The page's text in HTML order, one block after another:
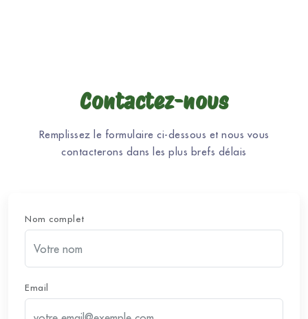
Contactez-nous
Remplissez le formulaire ci-dessous et nous vous
contacterons dans les plus brefs délais
Nom complet
Email